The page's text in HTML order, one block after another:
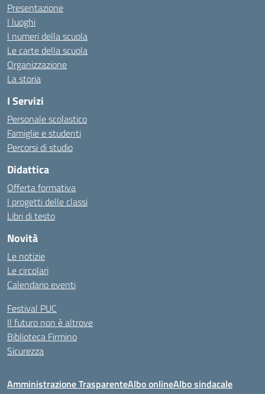
Presentazione
I luoghi
I numeri della scuola
Le carte della scuola
Organizzazione
La storia
I Servizi
Personale scolastico
Famiglie e studenti
Percorsi di studio
Didattica
Offerta formativa
I progetti delle classi
Libri di testo
Novità
Le notizie
Le circolari
Calendario eventi
Festival PUC
Il futuro non è altrove
Biblioteca Firmino
Sicurezza
Amministrazione TrasparenteAlbo onlineAlbo sindacale